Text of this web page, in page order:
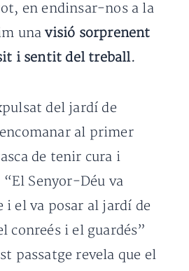
en endinsar-nos a la
unavisió sorprenent
i sentit del treball.
del jardí de
al primer
de tenir cura i
Senyor-Déu va
i el va posar al jardí de
conreés i el guardés”
passatge revela que el